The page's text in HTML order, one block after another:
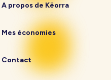
A propos de Këorra
Mes économies
Contact